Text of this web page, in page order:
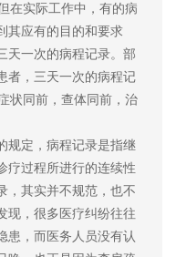
在实际工作中，有的病
其应有的目的和要求
天一次的病程记录。部
者，三天一次的病程记
状同前，查体同前，治
定，病程记录是指继
疗过程所进行的连续性
，其实并不规范，也不
现，很多医疗纠纷往往
患，而医务人员没有认